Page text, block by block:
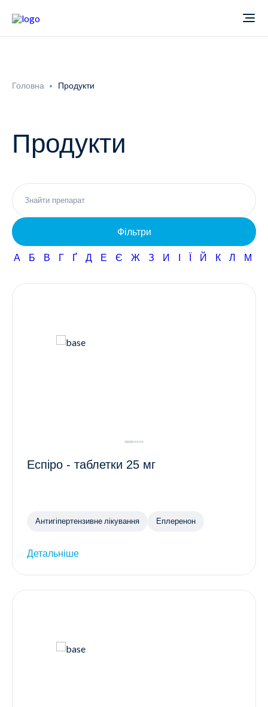
Новини
Неврологія
Гінекологія
Фармаконагляд
Кар'єра
Головна Продукти
Продукти
Фільтри
А Б В Г Ґ Д Е Є Ж З И І Ї Й К Л М
Еспіро - таблетки 25 мг
Антигіпертензивне лікування Еплеренон
Детальніше